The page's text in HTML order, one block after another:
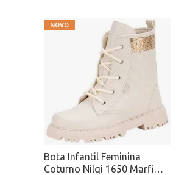
Bota Infantil Feminina
Coturno Nilqi 1650 Marfim